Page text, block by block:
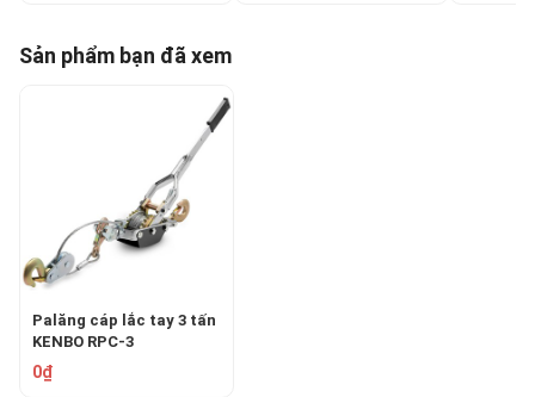
Sản phẩm bạn đã xem
Palăng cáp lắc tay 3 tấn
KENBO RPC-3
0₫